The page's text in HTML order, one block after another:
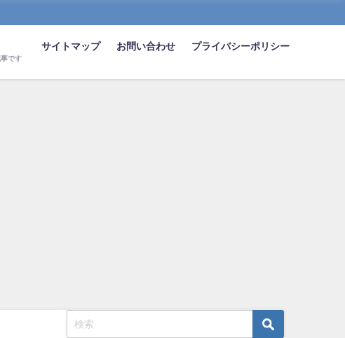
です
サイトマップ お問い合わせ プライバシーポリシー